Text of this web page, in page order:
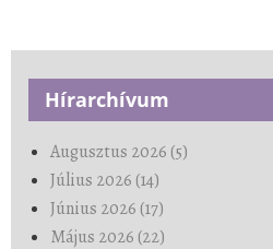
Hírarchívum
Augusztus 2026 (5)
Július 2026 (14)
Június 2026 (17)
Május 2026 (22)